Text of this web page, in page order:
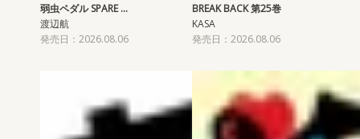
弱虫ペダル SPARE …
渡辺航
発売日：2026.08.06
BREAK BACK 第25巻
KASA
発売日：2026.08.06